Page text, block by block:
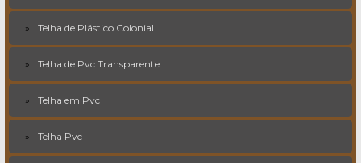
Telha de Plástico Colonial
Telha de Pvc Transparente
Telha em Pvc
Telha Pvc